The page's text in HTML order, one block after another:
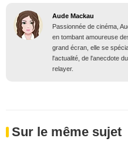
Aude Mackau
Passionnée de cinéma,
en tombant amoureuse
grand écran, elle se
l'actualité, de l'anecdote
relayer.
Sur le même sujet